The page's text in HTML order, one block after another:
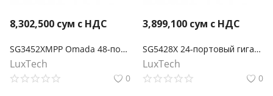
8,302,500 сум с НДС
SG3452XMPP Omada 48‑портовый гигабитный управляемый РоЕ-коммутатор уровня L2+ (40 портов PoE+ и 8 портов PoE++) с 4 SFP+ слотами 10G
LuxTech
0
3,899,100 сум с НДС
SG5428X 24-портовый гигабитный стекируемый управляемый коммутатор Omada Lite L3 с 4 слотами 10G
LuxTech
0